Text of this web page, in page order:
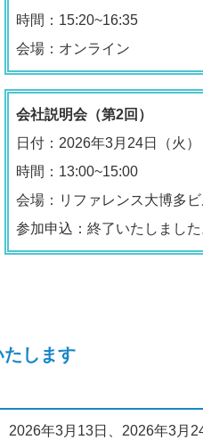
時間：15:20~16:35
会場：オンライン
会社説明会（第2回）
日付：2026年3月24日（火）
時間：13:00~15:00
会場：リファレンス大博多
参加申込：終了いたしました
します
2026年3月13日、2026年3月